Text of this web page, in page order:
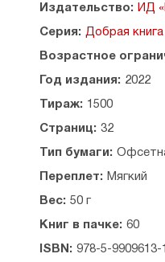
Издательство: ИД
Серия: Добрая
Возрастное
Год издания: 2022
Тираж: 1500
Страниц: 32
Тип бумаги:
Переплет: Мягкий
Вес: 50 г
Книг в пачке: 60
ISBN: 978-5-9909613-